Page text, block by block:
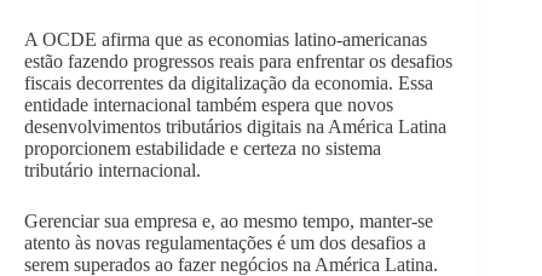
A OCDE afirma que as economias latino-americanas
estão fazendo progressos reais para enfrentar os desafios
fiscais decorrentes da digitalização da economia. Essa
entidade internacional também espera que novos
desenvolvimentos tributários digitais na América Latina
proporcionem estabilidade e certeza no sistema
tributário internacional.
Gerenciar sua empresa e, ao mesmo tempo, manter-se
atento às novas regulamentações é um dos desafios a
serem superados ao fazer negócios na América Latina.